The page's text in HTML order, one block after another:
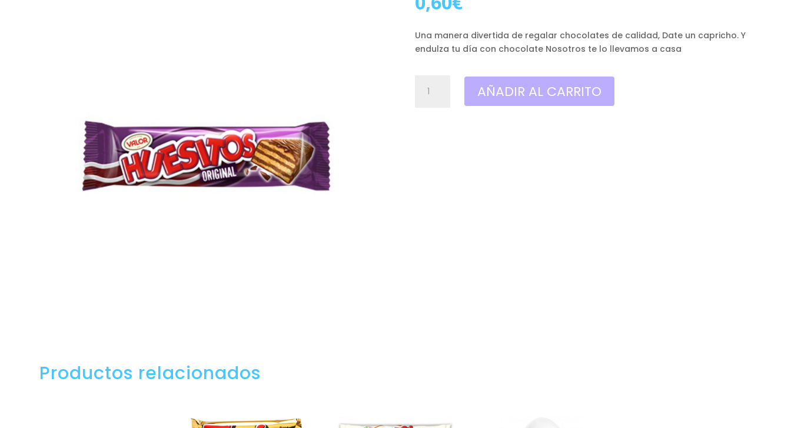
Una manera divertida de regalar chocolates de calidad, Date un capricho. Y
endulza tu día con chocolate Nosotros te lo llevamos a casa
chocolate
AÑADIR AL CARRITO
Productos relacionados